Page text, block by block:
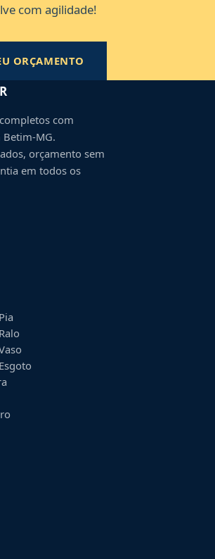
com agilidade!
ORÇAMENTO
com
Betim-MG.
orçamento sem
em todos os